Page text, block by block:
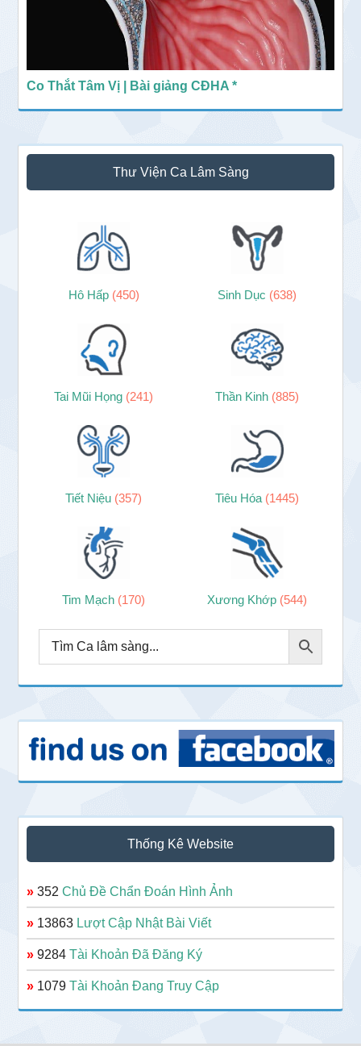
Co Thắt Tâm Vị | Bài giảng CĐHA *
Thư Viện Ca Lâm Sàng
Hô Hấp (450) Sinh Dục (638)
Tai Mũi Họng (241) Thần Kinh (885)
Tiết Niệu (357) Tiêu Hóa (1445)
Tim Mạch (170) Xương Khớp (544)
Thống Kê Website
» 352Chủ Đề Chẩn Đoán Hình Ảnh
» 13863 Lượt Cập Nhật Bài Viết
» 9284Tài Khoản Đã Đăng Ký
» 1079Tài Khoản Đang Truy Cập